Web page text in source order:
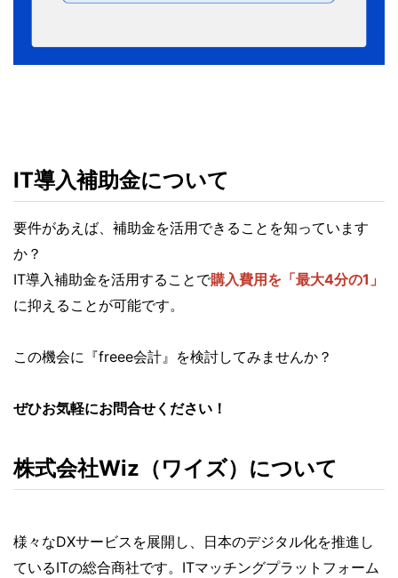
IT導入補助金について
要件があえば、補助金を活用できることを知っています
か？
IT導入補助金を活用することで購入費用を「最大4分の1」
に抑えることが可能です。
この機会に『freee会計』を検討してみませんか？
ぜひお気軽にお問合せください！
株式会社Wiz（ワイズ）について
様々なDXサービスを展開し、⽇本のデジタル化を推進し
ているITの総合商社です。ITマッチングプラットフォーム